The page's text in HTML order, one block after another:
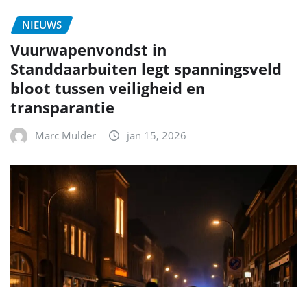
NIEUWS
Vuurwapenvondst in
Standdaarbuiten legt spanningsveld
bloot tussen veiligheid en
transparantie
Marc Mulder jan 15, 2026